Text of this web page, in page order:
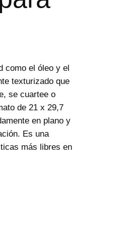
como el óleo y el
texturizado que
se cuartee o
de 21 x 29,7
en plano y
Es una
más libres en